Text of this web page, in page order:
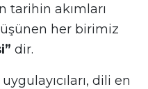
tarihin akımları
her birimiz
dir.
dili en